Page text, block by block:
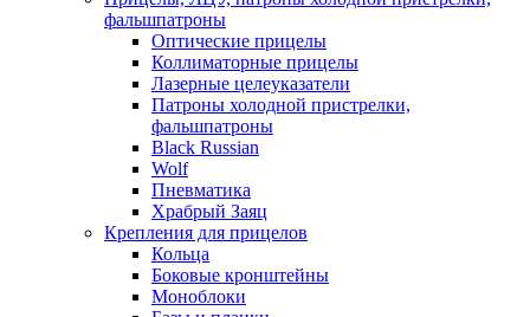
фальшпатроны
Оптические прицелы
Коллиматорные прицелы
Лазерные целеуказатели
Патроны холодной пристрелки,
фальшпатроны
Black Russian
Wolf
Пневматика
Храбрый Заяц
Крепления для прицелов
Кольца
Боковые кронштейны
Моноблоки